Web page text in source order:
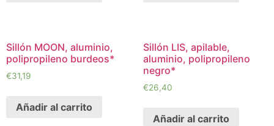
Sillón MOON, aluminio,
polipropileno burdeos*
€31,19
Añadir al carrito
Sillón LIS, apilable,
aluminio, polipropileno
negro*
€26,40
Añadir al carrito